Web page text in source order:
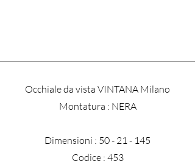
Occhiale da vista VINTANA Milano
​Montatura : NERA
Dimensioni : 50 - 21 - 145
Codice : 453